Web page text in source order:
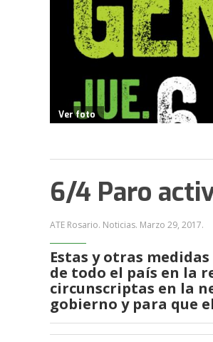
Ver foto
6/4 Paro
ATE Rosario. Noticias. Marzo 29, 2017.
Estas y otras
de todo el país en la
circunscriptas en la
gobierno y para que